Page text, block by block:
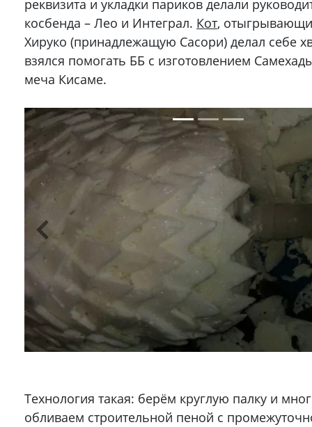
реквизита и укладки париков делали
косбенда – Лео и Интеграл. Кот,
Хируко (принадлежащую Сасори) делал себе
взялся помогать ББ с изготовлением
меча Кисаме.
Технология такая: берём круглую палку и
обливаем строительной пеной с